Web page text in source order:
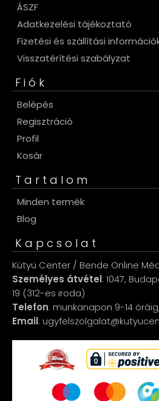
ÁSZF
Adatkezelési tájékoztató
Fizetési és szállítási
Visszatérítési szabályzat
Fiók
Belépés
Regisztráció
Profil
Kosár
Tartalom
Minden termék
Blog
Kapcsolat
Kütyü Center / Bende Online
Személyes átvétel: 1047,
19 (312-es iroda)
Telefon: munkanapon 9-14
Email: